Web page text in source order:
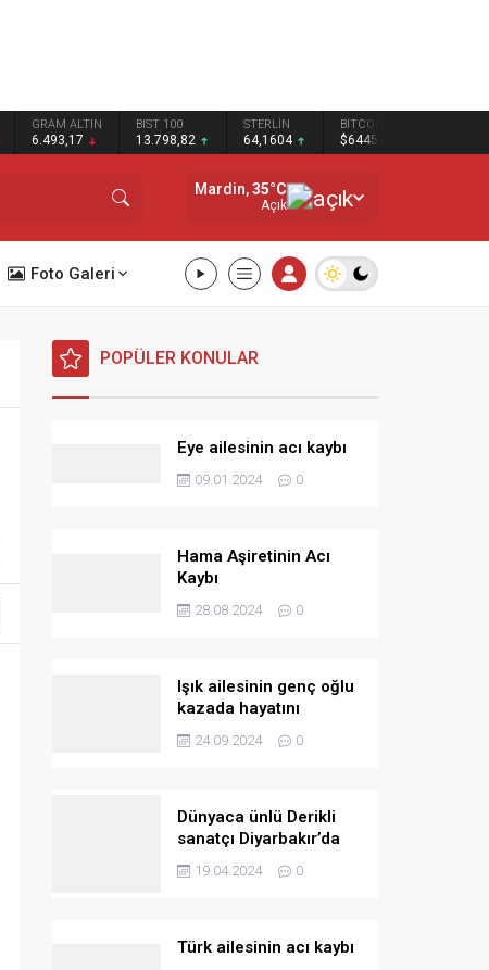
BIST 100
13.798,82
STERLİN
64,1604
BITCOIN
$64451
BNB
$590.75
Mardin,35°C
Açık
Foto Galeri
POPÜLER KONULAR
Eye ailesinin acı kaybı
09.01.2024 0
Hama Aşiretinin Acı
Kaybı
28.08.2024 0
Işık ailesinin genç oğlu
kazada hayatını
kaybetti
24.09.2024 0
Dünyaca ünlü Derikli
sanatçı Diyarbakır’da
konser verecek
19.04.2024 0
Türk ailesinin acı kaybı